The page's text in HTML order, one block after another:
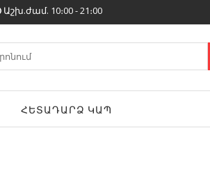
Աշխ.ժամ. 10։00 - 21։00
ՀԵՏԱԴԱՐՁ ԿԱՊ